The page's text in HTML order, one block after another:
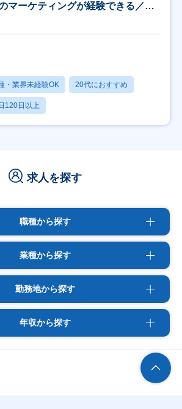
マーケティングが経験できる／研
・業界未経験OK 20代におすすめ
120日以上
求人を探す
職種から探す
業種から探す
勤務地から探す
年収から探す